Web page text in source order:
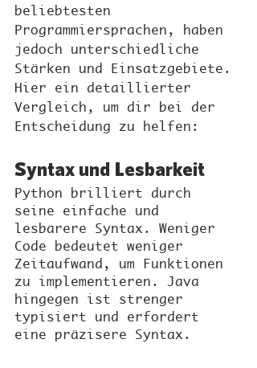
beliebtesten
Programmiersprachen, haben
jedoch unterschiedliche
Stärken und Einsatzgebiete.
Hier ein detaillierter
Vergleich, um dir bei der
Entscheidung zu helfen:
Syntax und Lesbarkeit
Python brilliert durch
seine einfache und
lesbarere Syntax. Weniger
Code bedeutet weniger
Zeitaufwand, um Funktionen
zu implementieren. Java
hingegen ist strenger
typisiert und erfordert
eine präzisere Syntax.